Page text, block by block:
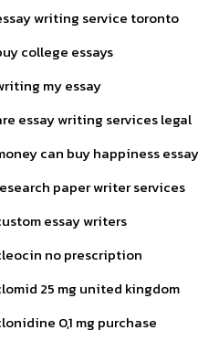
writing service toronto
college essays
my essay
essay writing services legal
can buy happiness essay
paper writer services
essay writers
no prescription
25 mg united kingdom
0,1 mg purchase